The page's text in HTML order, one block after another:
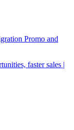
Promo and
faster sales |